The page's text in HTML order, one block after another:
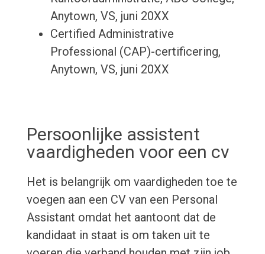
Anytown, VS, juni 20XX
Certified Administrative
Professional (CAP)-certificering,
Anytown, VS, juni 20XX
Persoonlijke assistent
vaardigheden voor een cv
Het is belangrijk om vaardigheden toe te
voegen aan een CV van een Personal
Assistant omdat het aantoont dat de
kandidaat in staat is om taken uit te